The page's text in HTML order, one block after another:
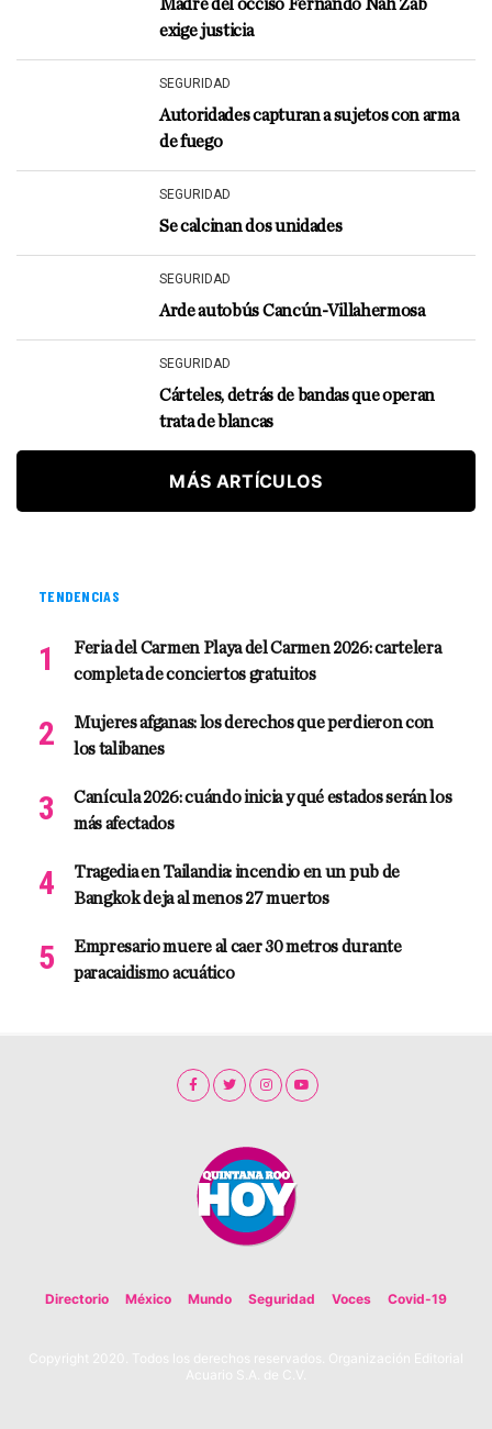
Madre del occiso Fernando Nah Zab
exige justicia
SEGURIDAD
Autoridades capturan a sujetos con arma
de fuego
SEGURIDAD
Se calcinan dos unidades
SEGURIDAD
Arde autobús Cancún-Villahermosa
SEGURIDAD
Cárteles, detrás de bandas que operan
trata de blancas
MÁS ARTÍCULOS
TENDENCIAS
Feria del Carmen Playa del Carmen 2026: cartelera
completa de conciertos gratuitos
Mujeres afganas: los derechos que perdieron con
los talibanes
Canícula 2026: cuándo inicia y qué estados serán los
más afectados
Tragedia en Tailandia: incendio en un pub de
Bangkok deja al menos 27 muertos
Empresario muere al caer 30 metros durante
paracaidismo acuático
Directorio México Mundo Seguridad Voces Covid-19